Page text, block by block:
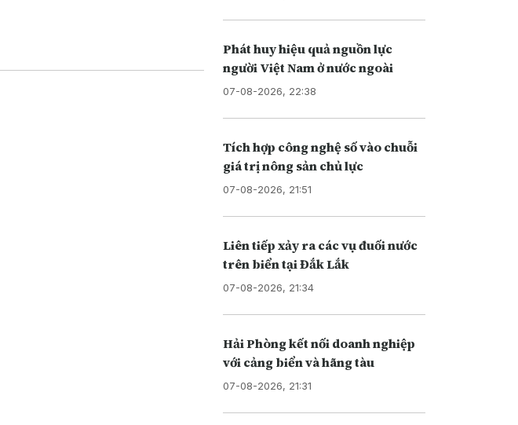
Phát huy hiệu quả nguồn lực
người Việt Nam ở nước ngoài
07-08-2026, 22:38
Tích hợp công nghệ số vào chuỗi
giá trị nông sản chủ lực
07-08-2026, 21:51
Liên tiếp xảy ra các vụ đuối nước
trên biển tại Đắk Lắk
07-08-2026, 21:34
Hải Phòng kết nối doanh nghiệp
với cảng biển và hãng tàu
07-08-2026, 21:31